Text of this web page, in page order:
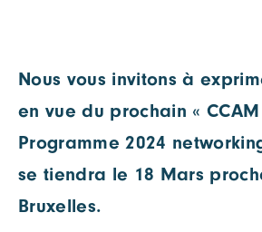
Nous vous invitons à
en vue du prochain «
Programme 2024
se tiendra le 18 Mars
Bruxelles.